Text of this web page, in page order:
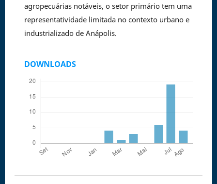
agropecuárias notáveis, o setor primário tem uma
representatividade limitada no contexto urbano e
industrializado de Anápolis.
DOWNLOADS